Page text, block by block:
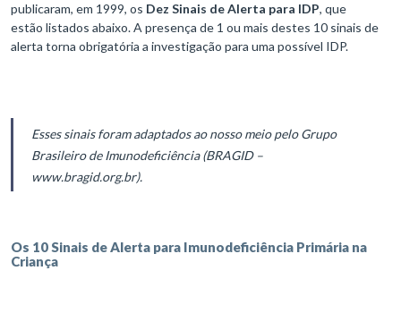
publicaram, em 1999, os Dez Sinais de Alerta para IDP, que
estão listados abaixo. A presença de 1 ou mais destes 10 sinais de
alerta torna obrigatória a investigação para uma possível IDP.
Esses sinais foram adaptados ao nosso meio pelo Grupo
Brasileiro de Imunodeficiência (BRAGID –
www.bragid.org.br).
Os 10 Sinais de Alerta para Imunodeficiência Primária na
Criança